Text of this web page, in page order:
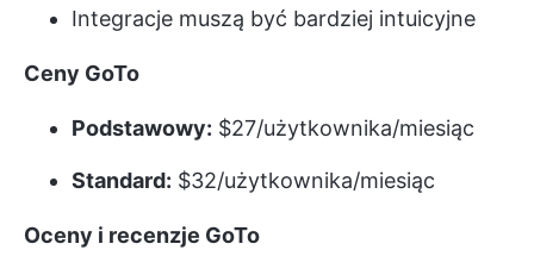
Integracje muszą być bardziej intuicyjne
Ceny GoTo
Podstawowy: $27/użytkownika/miesiąc
Standard: $32/użytkownika/miesiąc
Oceny i recenzje GoTo